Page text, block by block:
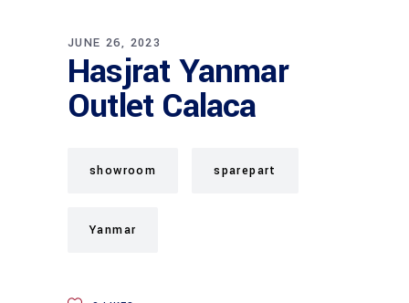
JUNE 26, 2023
Hasjrat Yanmar
Outlet Calaca
showroom sparepart
Yanmar